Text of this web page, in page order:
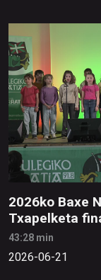
2026ko Baxe
Txapelketa
43:28 min
2026-06-21